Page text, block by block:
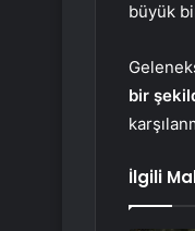
büyük
bir
İlgili